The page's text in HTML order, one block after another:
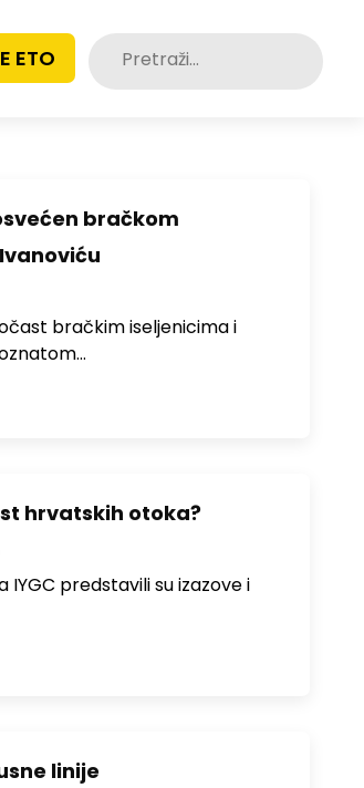
ETO Pretraži:
bračkom
bračkim iseljenicima i
hrvatskih otoka?
predstavili su izazove i
linije